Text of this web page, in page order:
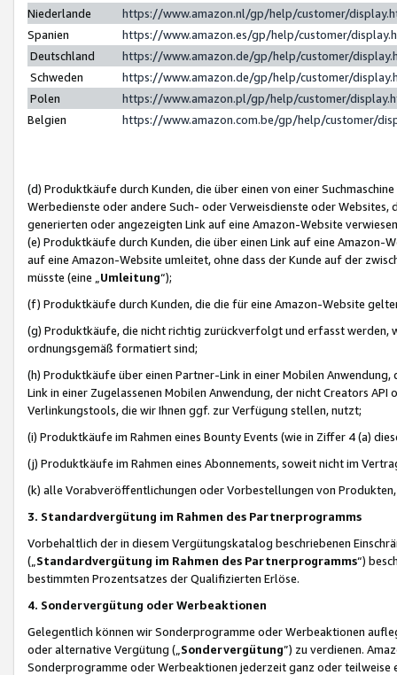
Niederlande
https://www.amazon.nl/gp/help/customer/
Spanien
https://www.amazon.es/gp/help/customer/
Deutschland
https://www.amazon.de/gp/help/customer/
Schweden
https://www.amazon.de/gp/help/customer/
Polen
https://www.amazon.pl/gp/help/customer/
Belgien
https://www.amazon.com.be/gp/help/customer/
(d) Produktkäufe durch Kunden, die über einen von einer
Werbedienste oder andere Such- oder Verweisdienste oder Websites,
generierten oder angezeigten Link auf eine Amazon-Website
(e) Produktkäufe durch Kunden, die über einen Link auf eine
auf eine Amazon-Website umleitet, ohne dass der Kunde auf der
müsste (eine „ Umleitung“);
(f) Produktkäufe durch Kunden, die die für eine Amazon-Website
(g) Produktkäufe, die nicht richtig zurückverfolgt und erfasst werden,
ordnungsgemäß formatiert sind;
(h) Produktkäufe über einen Partner-Link in einer Mobilen
Link in einer Zugelassenen Mobilen Anwendung, der nicht Creators
Verlinkungstools, die wir Ihnen ggf. zur Verfügung stellen, nutzt;
(i) Produktkäufe im Rahmen eines Bounty Events (wie in Ziffer 4 (a)
(j) Produktkäufe im Rahmen eines Abonnements, soweit nicht im
(k) alle Vorabveröffentlichungen oder Vorbestellungen von
3. Standardvergütung im Rahmen des Partnerprogramms
Vorbehaltlich der in diesem Vergütungskatalog beschriebenen
(„ Standardvergütung im Rahmen des Partnerprogramms“)
bestimmten Prozentsatzes der Qualifizierten Erlöse.
4. Sondervergütung oder Werbeaktionen
Gelegentlich können wir Sonderprogramme oder Werbeaktionen
oder alternative Vergütung („ Sondervergütung”) zu verdienen.
Sonderprogramme oder Werbeaktionen jederzeit ganz oder